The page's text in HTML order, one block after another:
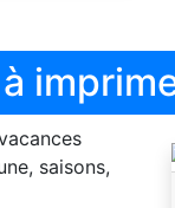
saisons,